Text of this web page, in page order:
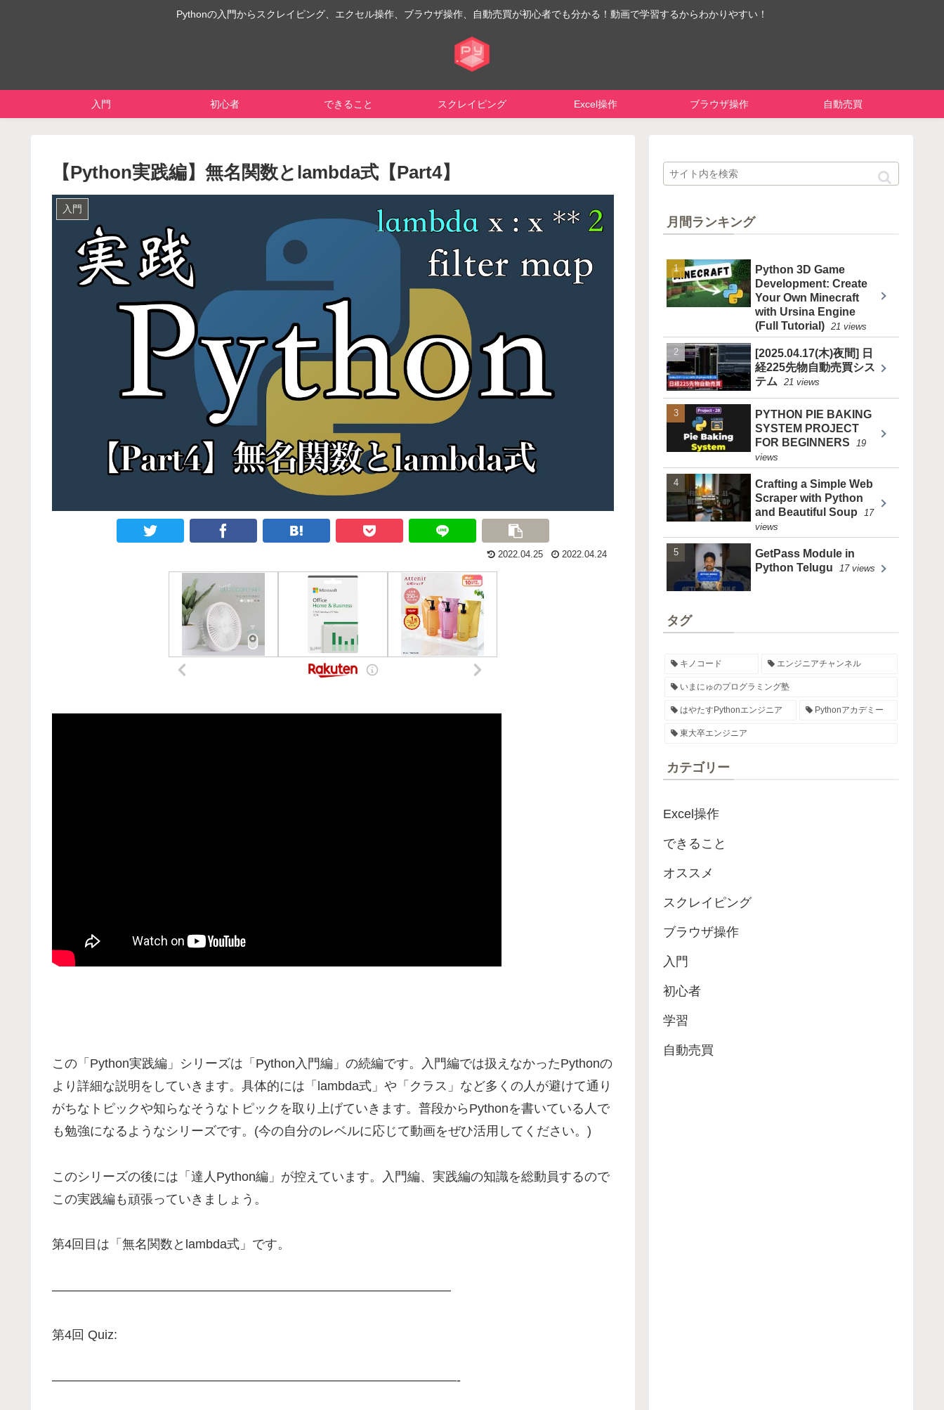
Pythonの入門からスクレイピング、エクセル操作、ブラウザ操作、自動売買が初心者でも分かる！動画で学習するからわかりやすい！
入門 初心者 できること スクレイピング Excel操作 ブラウザ操作 自動売買
【Python実践編】無名関数とlambda式【Part4】
入門
2022.04.25 2022.04.24
この「Python実践編」シリーズは「Python入門編」の続編です。入門編では扱えなかったPythonの
より詳細な説明をしていきます。具体的には「lambda式」や「クラス」など多くの人が避けて通り
がちなトピックや知らなそうなトピックを取り上げていきます。普段からPythonを書いている人で
も勉強になるようなシリーズです。(今の自分のレベルに応じて動画をぜひ活用してください。)
このシリーズの後には「達人Python編」が控えています。入門編、実践編の知識を総動員するので
この実践編も頑張っていきましょう。
第4回目は「無名関数とlambda式」です。
———————————————————————————————–
第4回 Quiz:
————————————————————————————————-
月間ランキング
Python 3D Game
Development: Create
Your Own Minecraft
with Ursina Engine
(Full Tutorial) 21 views
[2025.04.17(木)夜間] 日
経225先物自動売買シス
テム
21 views
PYTHON PIE BAKING
SYSTEM PROJECT
FOR BEGINNERS
19
views
Crafting a Simple Web
Scraper with Python
and Beautiful Soup
17
views
GetPass Module in
Python Telugu
17 views
タグ
キノコード エンジニアチャンネル
いまにゅのプログラミング塾
はやたすPythonエンジニア Pythonアカデミー
東大卒エンジニア
カテゴリー
Excel操作
できること
オススメ
スクレイピング
ブラウザ操作
入門
初心者
学習
自動売買